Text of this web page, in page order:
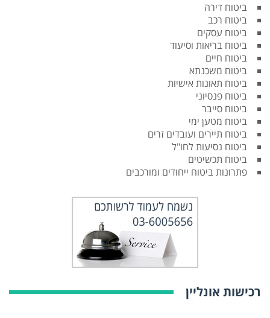
ביטוח דירה
ביטוח רכב
ביטוח עסקים
ביטוח בריאות וסיעוד
ביטוח חיים
ביטוח משכנתא
ביטוח תאונות אישיות
ביטוח פנסיוני
ביטוח סייבר
ביטוח מטען ימי
ביטוח תיירים ועובדים זרים
ביטוח נסיעות לחו"ל
ביטוח תכשיטים
פתרונות ביטוח ייחודים ומורכבים
רכישות אונליין